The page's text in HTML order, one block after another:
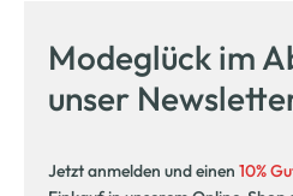
Modeglück im
unser
Jetzt anmelden und einen 10%